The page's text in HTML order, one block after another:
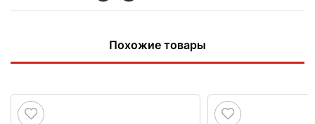
Похожие товары